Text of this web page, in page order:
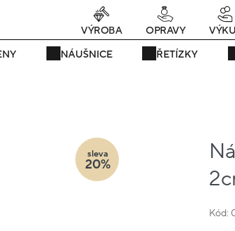
teď! - 20 % na vše! Kód: SRPEN20 24 dní :
NÁUŠNICE ŘETÍZKY
VÝROBA OPRAVY
Kód:
sleva
20%